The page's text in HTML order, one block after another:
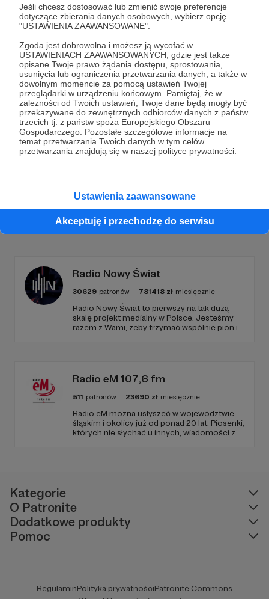
Jeśli chcesz dostosować lub zmienić swoje preferencje
dotyczące zbierania danych osobowych, wybierz opcję
"USTAWIENIA ZAAWANSOWANE".
Zgoda jest dobrowolna i możesz ją wycofać w
USTAWIENIACH ZAAWANSOWANYCH, gdzie jest także
opisane Twoje prawo żądania dostępu, sprostowania,
usunięcia lub ograniczenia przetwarzania danych, a także w
dowolnym momencie za pomocą ustawień Twojej
przeglądarki w urządzeniu końcowym. Pamiętaj, że w
zależności od Twoich ustawień, Twoje dane będą mogły być
przekazywane do zewnętrznych odbiorców danych z państw
trzecich tj. z państw spoza Europejskiego Obszaru
Gospodarczego. Pozostałe szczegółowe informacje na
temat przetwarzania Twoich danych w tym celów
przetwarzania znajdują się w naszej polityce prywatności.
Ustawienia zaawansowane
Akceptuję i przechodzę do serwisu
Dołącz do grona Patronów!
Wesprzyj działalność Autoraludzie są ciekawijuż
teraz!
Zostań Patronem
Promowani autorzy
Radio Nowy Świat
30629 patronów 781418 zł miesięcznie
Radio Nowy Świat to pierwszy na tak dużą
skalę projekt medialny w Polsce. Jesteśmy
razem z Wami, żeby trzymać wspólnie pion i
Radio eM 107,6 fm
511 patronów 23690 zł miesięcznie
Radio eM można usłyszeć w województwie
śląskim i okolicy już od ponad 20 lat. Piosenki,
których nie słychać u innych, wiadomości z
Kategorie
O Patronite
Dodatkowe produkty
Pomoc
RegulaminPolityka prywatnościPatronite Commons